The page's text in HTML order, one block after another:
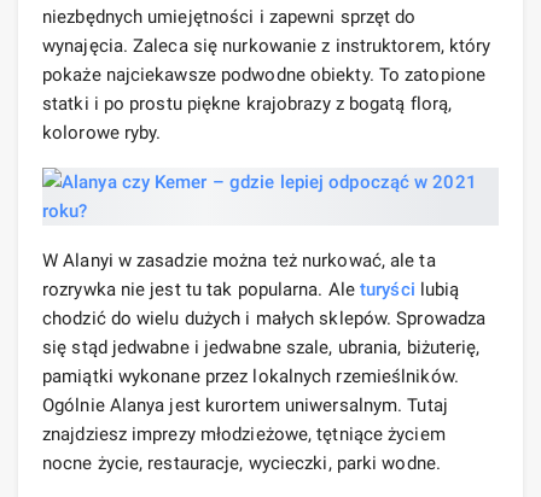
niezbędnych umiejętności i zapewni sprzęt do
wynajęcia. Zaleca się nurkowanie z instruktorem, który
pokaże najciekawsze podwodne obiekty. To zatopione
statki i po prostu piękne krajobrazy z bogatą florą,
kolorowe ryby.
W Alanyi w zasadzie można też nurkować, ale ta
rozrywka nie jest tu tak popularna. Aleturyści lubią
chodzić do wielu dużych i małych sklepów. Sprowadza
się stąd jedwabne i jedwabne szale, ubrania, biżuterię,
pamiątki wykonane przez lokalnych rzemieślników.
Ogólnie Alanya jest kurortem uniwersalnym. Tutaj
znajdziesz imprezy młodzieżowe, tętniące życiem
nocne życie, restauracje, wycieczki, parki wodne.